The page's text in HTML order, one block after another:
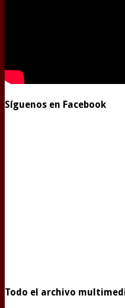
Síguenos en Facebook
Todo el archivo